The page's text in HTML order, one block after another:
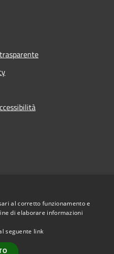
al corretto funzionamento e
di elaborare informazioni
seguente link